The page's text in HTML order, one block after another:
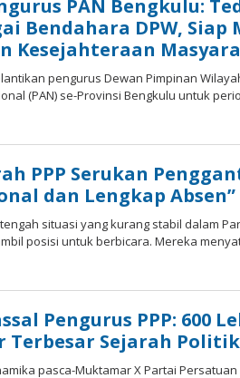
PAN Bengkulu:
Bendahara DPW, Siap
Kesejahteraan
pengurus Dewan Pimpinan
(PAN) se-Provinsi Bengkulu untuk
PPP Serukan
dan Lengkap Absen”
tengah situasi yang kurang stabil dalam
posisi untuk berbicara. Mereka
Pengurus PPP: 600
Terbesar Sejarah Politik
pasca-Muktamar X Partai